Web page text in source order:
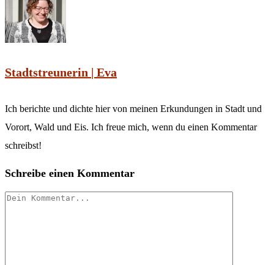
Stadtstreunerin | Eva
Ich berichte und dichte hier von meinen Erkundungen in Stadt und
Vorort, Wald und Eis. Ich freue mich, wenn du einen Kommentar
schreibst!
Schreibe einen Kommentar